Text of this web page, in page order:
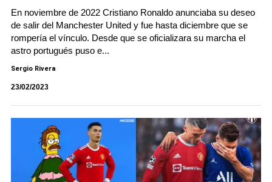
En noviembre de 2022 Cristiano Ronaldo anunciaba su deseo
de salir del Manchester United y fue hasta diciembre que se
rompería el vínculo. Desde que se oficializara su marcha el
astro portugués puso e...
Sergio Rivera
23/02/2023